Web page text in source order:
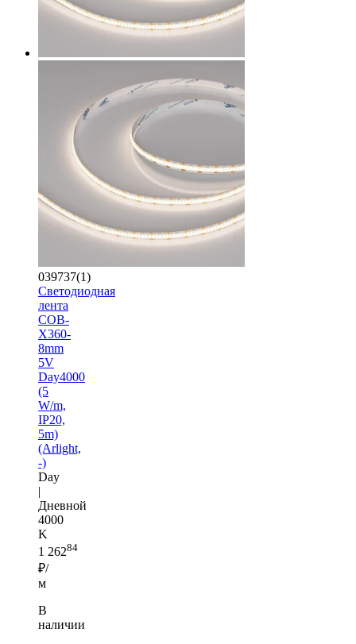
039737(1)
Светодиодная
лента
COB-
X360-
8mm
5V
Day4000
(5
W/m,
IP20,
5m)
(Arlight,
-)
Day
|
Дневной
4000
K
1 26284
₽/
м
В
наличии